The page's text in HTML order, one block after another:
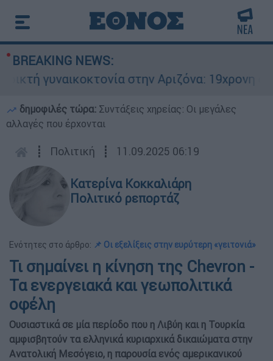
BREAKING NEWS:
γυναικοκτονία στην Αριζόνα: 19χρονη
δημοφιλές τώρα: Συντάξεις χηρείας: Οι μεγάλες
αλλαγές που έρχονται
┋ Πολιτική ┋ 11.09.2025 06:19
Κατερίνα Κοκκαλιάρη
Πολιτικό ρεπορτάζ
Ενότητες στο άρθρο: 📌 Οι εξελίξεις στην ευρύτερη «γειτονιά»
Τι σημαίνει η κίνηση της Chevron -
Τα ενεργειακά και γεωπολιτικά
οφέλη
Ουσιαστικά σε μία περίοδο που η Λιβύη και η Τουρκία
αμφισβητούν τα ελληνικά κυριαρχικά δικαιώματα στην
Ανατολική Μεσόγειο, η παρουσία ενός αμερικανικού